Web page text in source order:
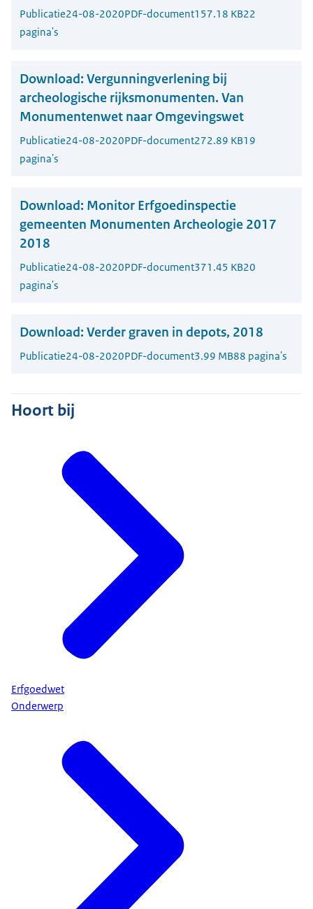
Publicatie24-08-2020PDF-document157.18 KB22
pagina's
Download: Vergunningverlening bij
archeologische rijksmonumenten. Van
Monumentenwet naar Omgevingswet
Publicatie24-08-2020PDF-document272.89 KB19
pagina's
Download: Monitor Erfgoedinspectie
gemeenten Monumenten Archeologie 2017
2018
Publicatie24-08-2020PDF-document371.45 KB20
pagina's
Download: Verder graven in depots, 2018
Publicatie24-08-2020PDF-document3.99 MB88 pagina's
Hoort bij
Erfgoedwet
Onderwerp